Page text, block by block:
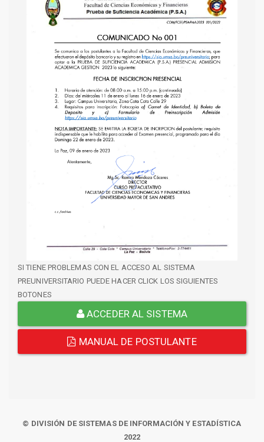
SI TIENE PROBLEMAS CON EL ACCESO AL SISTEMA
PREUNIVERSITARIO PUEDE HACER CLICK LOS SIGUIENTES
BOTONES
ACCEDER AL SISTEMA
MANUAL DE POSTULANTE
© DIVISIÓN DE SISTEMAS DE INFORMACIÓN Y ESTADÍSTICA
2022